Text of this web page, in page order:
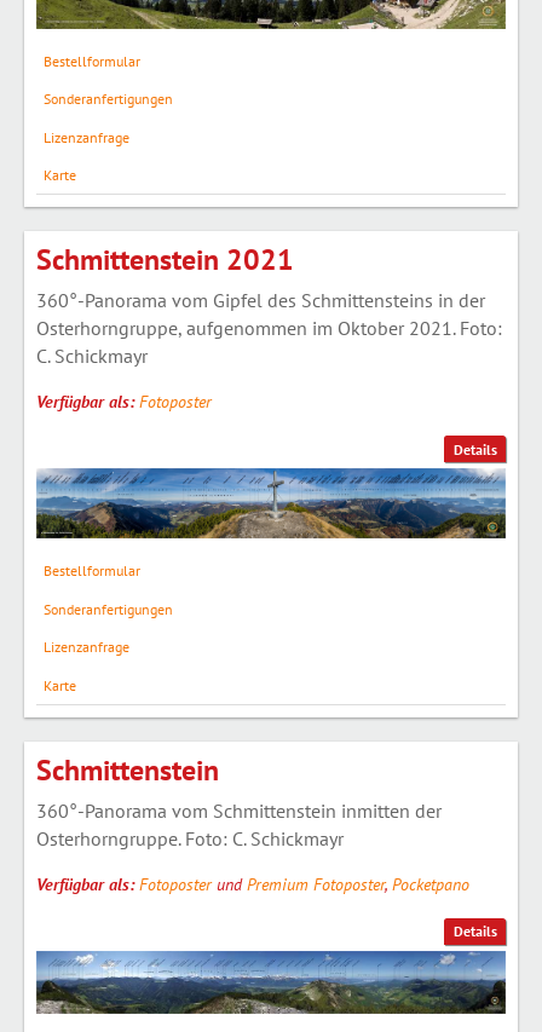
Bestellformular
Sonderanfertigungen
Lizenzanfrage
Karte
Details
Schmittenstein 2021
360°-Panorama vom Gipfel des Schmittensteins in der
Osterhorngruppe, aufgenommen im Oktober 2021. Foto:
C. Schickmayr
Verfügbar als:Fotoposter
Bestellformular
Sonderanfertigungen
Lizenzanfrage
Karte
Details
Schmittenstein
360°-Panorama vom Schmittenstein inmitten der
Osterhorngruppe. Foto: C. Schickmayr
Verfügbar als:FotoposterundPremium Fotoposter, Pocketpano